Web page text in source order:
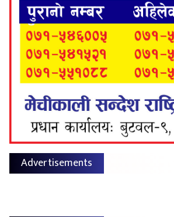
Advertisements